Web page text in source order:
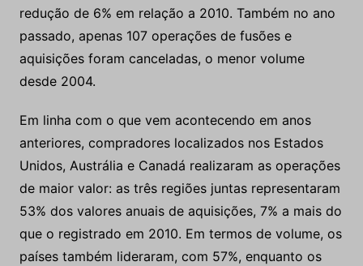
redução de 6% em relação a 2010. Também no ano
passado, apenas 107 operações de fusões e
aquisições foram canceladas, o menor volume
desde 2004.
Em linha com o que vem acontecendo em anos
anteriores, compradores localizados nos Estados
Unidos, Austrália e Canadá realizaram as operações
de maior valor: as três regiões juntas representaram
53% dos valores anuais de aquisições, 7% a mais do
que o registrado em 2010. Em termos de volume, os
países também lideraram, com 57%, enquanto os